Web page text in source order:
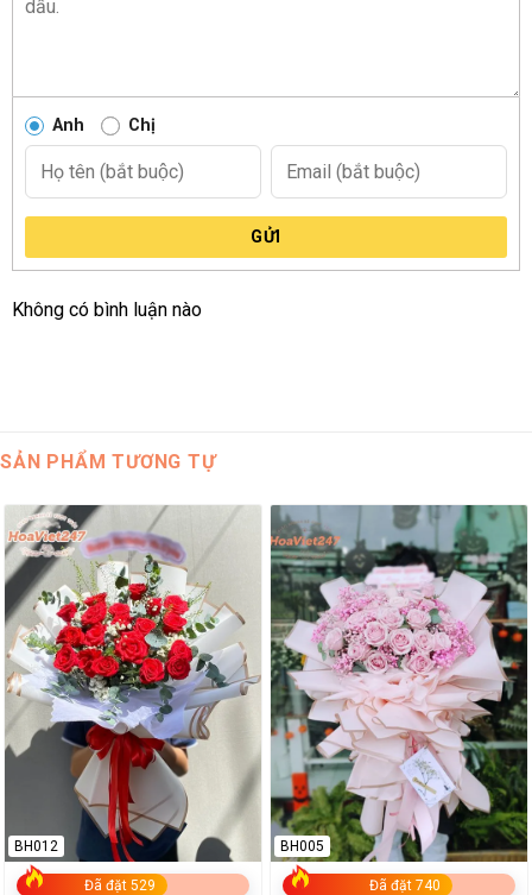
Anh Chị
GỬI
Không có bình luận nào
SẢN PHẨM TƯƠNG TỰ
Đã đặt 529
BH012
Đã đặt 740
BH005